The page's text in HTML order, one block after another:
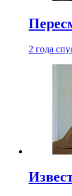
2 года